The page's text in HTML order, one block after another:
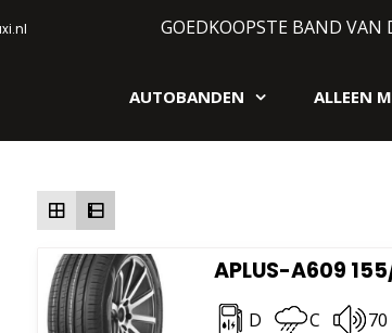
GOEDKOOPSTE BAND VAN
AUTOBANDEN ALLEEN
APLUS-A609
D C 70